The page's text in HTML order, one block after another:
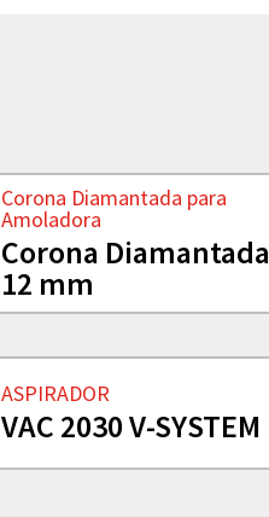
Corona Diamantada para
Amoladora
Corona Diamantada
12 mm
ASPIRADOR
VAC 2030 V-SYSTEM